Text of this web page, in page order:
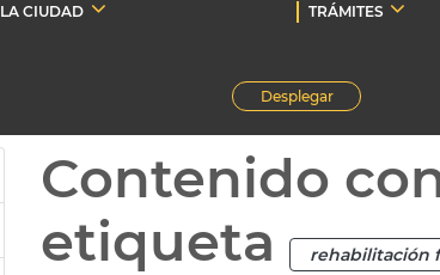
LA CIUDAD TRÁMITES
Desplegar
Contenido
etiqueta
rehabilitación